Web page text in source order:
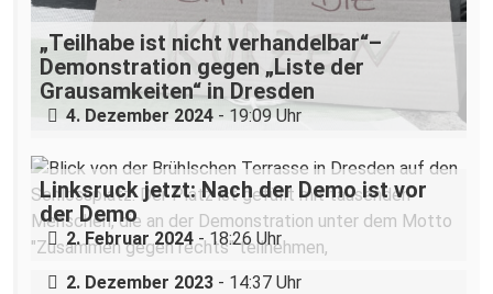
„Teilhabe ist nicht verhandelbar“–
Demonstration gegen „Liste der
Grausamkeiten“ in Dresden
4. Dezember 2024 - 19:09 Uhr
Linksruck jetzt: Nach der Demo ist vor
der Demo
2. Februar 2024 - 18:26 Uhr
Von der PEGIDA-Demo in den Senat der
TU Dresden?
2. Dezember 2023 - 14:37 Uhr